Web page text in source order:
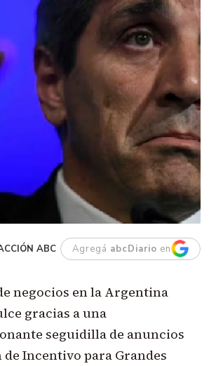
ABC Agregá abcDiario en
negocios en la Argentina
gracias a una
seguidilla de anuncios
de Incentivo para Grandes